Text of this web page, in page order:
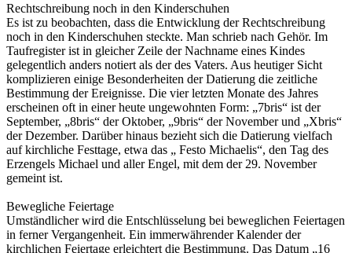
Rechtschreibung noch in den Kinderschuhen
Es ist zu beobachten, dass die Entwicklung der Rechtschreibung
noch in den Kinderschuhen steckte. Man schrieb nach Gehör. Im
Taufregister ist in gleicher Zeile der Nachname eines Kindes
gelegentlich anders notiert als der des Vaters. Aus heutiger Sicht
komplizieren einige Besonderheiten der Datierung die zeitliche
Bestimmung der Ereignisse. Die vier letzten Monate des Jahres
erscheinen oft in einer heute ungewohnten Form: „7bris“ ist der
September, „8bris“ der Oktober, „9bris“ der November und „Xbris“
der Dezember. Darüber hinaus bezieht sich die Datierung vielfach
auf kirchliche Festtage, etwa das „ Festo Michaelis“, den Tag des
Erzengels Michael und aller Engel, mit dem der 29. November
gemeint ist.
Bewegliche Feiertage
Umständlicher wird die Entschlüsselung bei beweglichen Feiertagen
in ferner Vergangenheit. Ein immerwährender Kalender der
kirchlichen Feiertage erleichtert die Bestimmung. Das Datum „16